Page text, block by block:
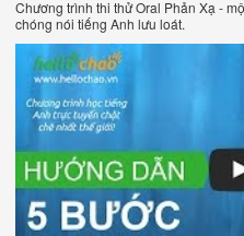
Chương trình thi thử Oral Phản Xạ -
chóng nói tiếng Anh lưu loát.